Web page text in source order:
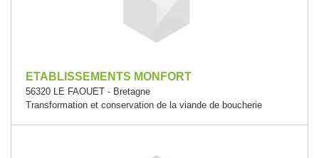
ETABLISSEMENTS MONFORT
56320 LE FAOUET - Bretagne
Transformation et conservation de la viande de boucherie